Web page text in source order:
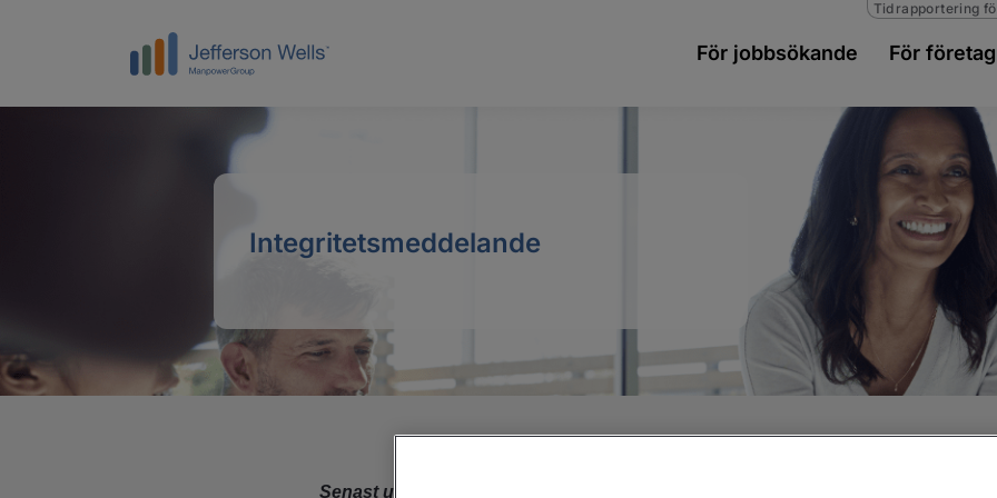
För jobbsökande För företag
Tidrapportering
Integritetsmeddelande
Senast uppdaterad juni 2026